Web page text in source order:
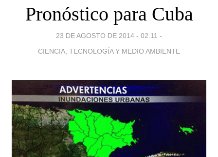
Pronóstico para Cuba
23 DE AGOSTO DE 2014 - 02:11 -
CIENCIA, TECNOLOGÍA Y MEDIO AMBIENTE